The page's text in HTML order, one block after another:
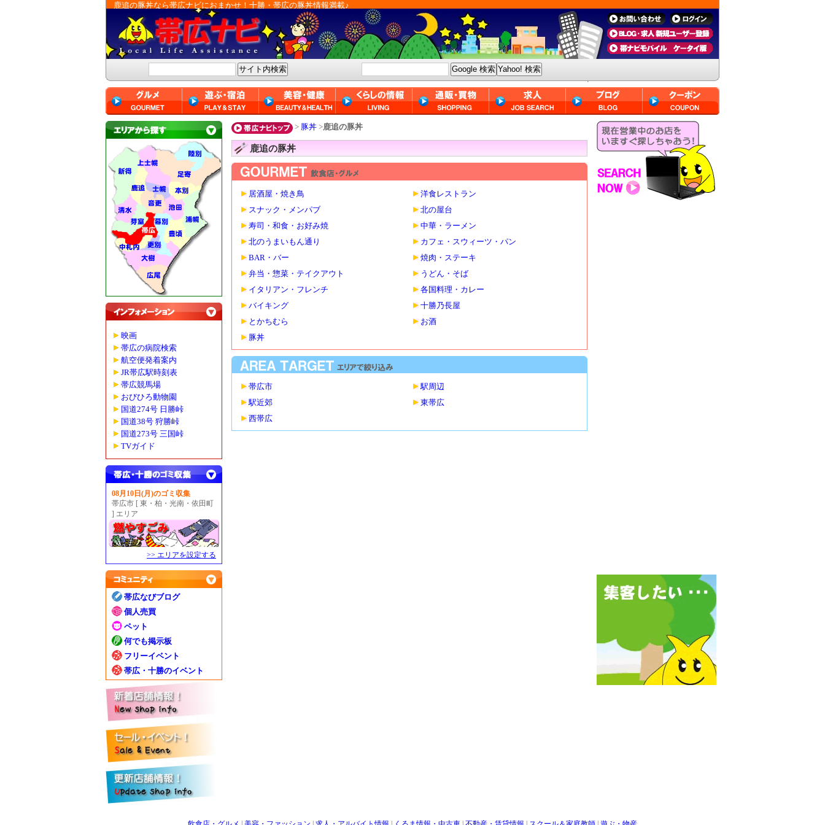
鹿追の豚丼なら帯広ナビにおまかせ！十勝・帯広の豚丼情報満載♪
映画
帯広の病院検索
航空便発着案内
JR帯広駅時刻表
帯広競馬場
おびひろ動物園
国道274号 日勝峠
国道38号 狩勝峠
国道273号 三国峠
TVガイド
08月10日(月)のゴミ収集
帯広市 [ 東・柏・光南・依田町
] エリア
>> エリアを設定する
帯広なびブログ
個人売買
ペット
何でも掲示板
フリーイベント
帯広・十勝のイベント
> 豚丼 >鹿追の豚丼
鹿追の豚丼
居酒屋・焼き鳥
洋食レストラン
スナック・メンパブ
北の屋台
寿司・和食・お好み焼
中華・ラーメン
北のうまいもん通り
カフェ・スウィーツ・パン
BAR・バー
焼肉・ステーキ
弁当・惣菜・テイクアウト
うどん・そば
イタリアン・フレンチ
各国料理・カレー
バイキング
十勝乃長屋
とかちむら
お酒
豚丼
帯広市
駅周辺
駅近郊
東帯広
西帯広